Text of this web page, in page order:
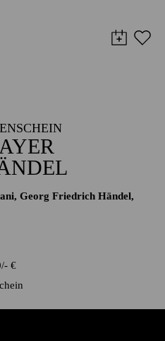
Georg Friedrich Händel,
- €